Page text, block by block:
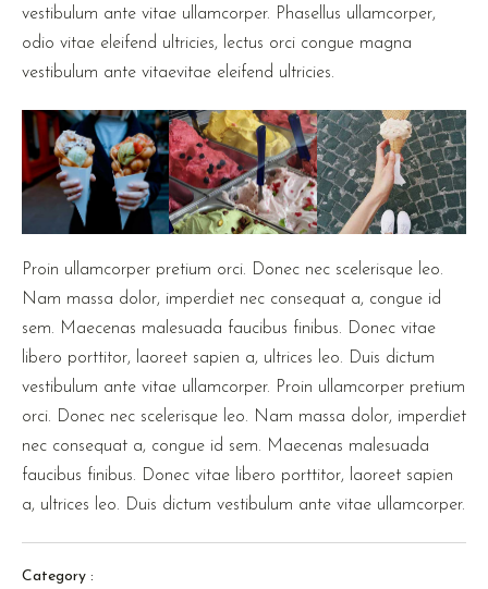
vestibulum ante vitae ullamcorper. Phasellus ullamcorper,
odio vitae eleifend ultricies, lectus orci congue magna
vestibulum ante vitaevitae eleifend ultricies.
Proin ullamcorper pretium orci. Donec nec scelerisque leo.
Nam massa dolor, imperdiet nec consequat a, congue id
sem. Maecenas malesuada faucibus finibus. Donec vitae
libero porttitor, laoreet sapien a, ultrices leo. Duis dictum
vestibulum ante vitae ullamcorper. Proin ullamcorper pretium
orci. Donec nec scelerisque leo. Nam massa dolor, imperdiet
nec consequat a, congue id sem. Maecenas malesuada
faucibus finibus. Donec vitae libero porttitor, laoreet sapien
a, ultrices leo. Duis dictum vestibulum ante vitae ullamcorper.
Category :